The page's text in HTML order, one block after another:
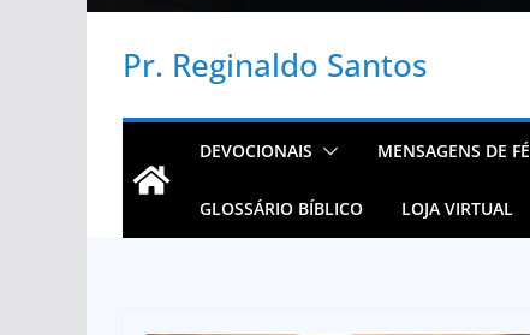
Pr. Reginaldo Santos
DEVOCIONAIS MENSAGENS DE FÉ
GLOSSÁRIO BÍBLICO LOJA VIRTUAL